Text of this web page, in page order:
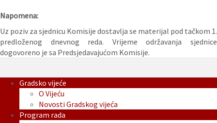
Napomena:
Uz poziv za sjednicu Komisije dostavlja se materijal pod tačkom 1.
predloženog dnevnog reda. Vrijeme održavanja sjednice
dogovoreno je sa Predsjedavajućom Komisije.
Gradsko vijeće
O Vijeću
Novosti Gradskog vijeća
Program rada